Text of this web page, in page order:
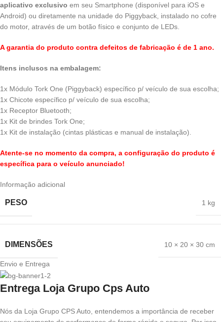
aplicativo exclusivo em seu Smartphone (disponível para iOS e
Android) ou diretamente na unidade do Piggyback, instalado no cofre
do motor, através de um botão físico e conjunto de LEDs.
A garantia do produto contra defeitos de fabricação é de 1 ano.
Itens inclusos na embalagem:
1x Módulo Tork One (Piggyback) específico p/ veículo de sua escolha;
1x Chicote específico p/ veículo de sua escolha;
1x Receptor Bluetooth;
1x Kit de brindes Tork One;
1x Kit de instalação (cintas plásticas e manual de instalação).
Atente-se no momento da compra, a configuração do produto é
específica para o veículo anunciado!
Informação adicional
PESO 1 kg
DIMENSÕES 10 × 20 × 30 cm
Envio e Entrega
Entrega Loja Grupo Cps Auto
Nós da Loja Grupo CPS Auto, entendemos a importância de receber